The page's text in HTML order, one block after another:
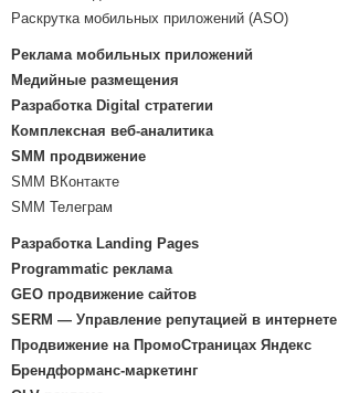
Раскрутка мобильных приложений (ASO)
Реклама мобильных приложений
Медийные размещения
Разработка Digital стратегии
Комплексная веб-аналитика
SMM продвижение
SMM ВКонтакте
SMM Телеграм
Разработка Landing Pages
Programmatic реклама
GEO продвижение сайтов
SERM — Управление репутацией в интернете
Продвижение на ПромоСтраницах Яндекс
Брендформанс-маркетинг